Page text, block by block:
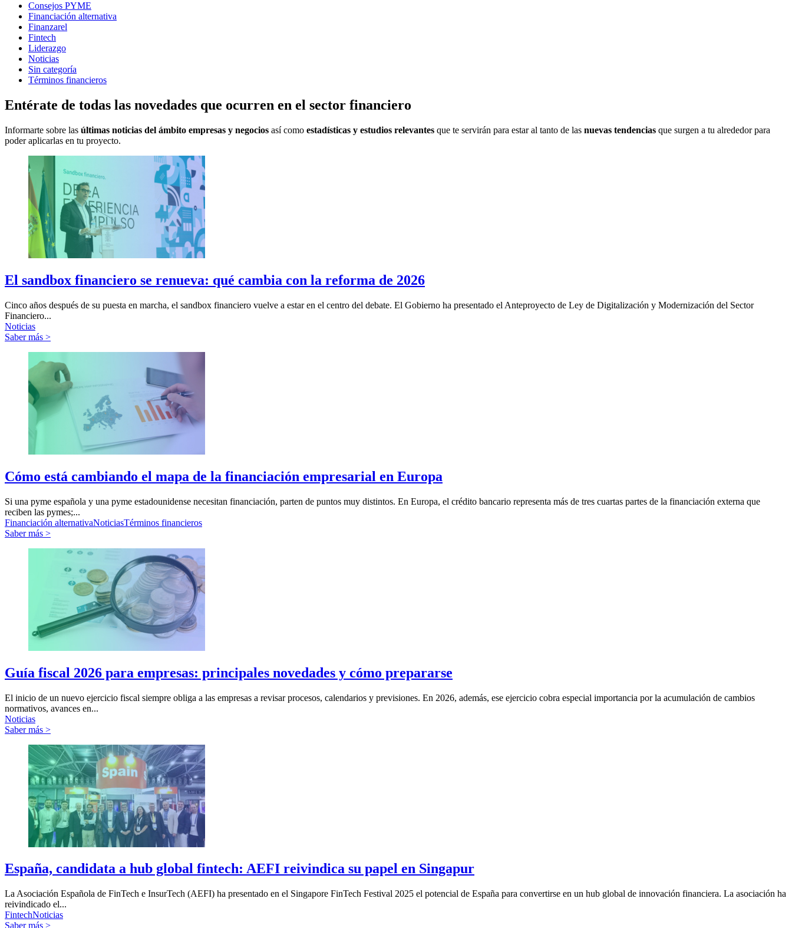
Consejos PYME
Financiación alternativa
Finanzarel
Fintech
Liderazgo
Noticias
Sin categoría
Términos financieros
Entérate de todas las novedades que ocurren en el sector financiero
Informarte sobre las últimas noticias del ámbito empresas y negocios así como estadísticas y estudios relevantes que te servirán para estar al tanto de las nuevas tendencias que surgen a tu alrededor para
poder aplicarlas en tu proyecto.
El sandbox financiero se renueva: qué cambia con la reforma de 2026
Cinco años después de su puesta en marcha, el sandbox financiero vuelve a estar en el centro del debate. El Gobierno ha presentado el Anteproyecto de Ley de Digitalización y Modernización del Sector
Financiero...
Noticias
Saber más >
Cómo está cambiando el mapa de la financiación empresarial en Europa
Si una pyme española y una pyme estadounidense necesitan financiación, parten de puntos muy distintos. En Europa, el crédito bancario representa más de tres cuartas partes de la financiación externa que
reciben las pymes;...
Financiación alternativaNoticiasTérminos financieros
Saber más >
Guía fiscal 2026 para empresas: principales novedades y cómo prepararse
El inicio de un nuevo ejercicio fiscal siempre obliga a las empresas a revisar procesos, calendarios y previsiones. En 2026, además, ese ejercicio cobra especial importancia por la acumulación de cambios
normativos, avances en...
Noticias
Saber más >
España, candidata a hub global fintech: AEFI reivindica su papel en Singapur
La Asociación Española de FinTech e InsurTech (AEFI) ha presentado en el Singapore FinTech Festival 2025 el potencial de España para convertirse en un hub global de innovación financiera. La asociación ha
reivindicado el...
FintechNoticias
Saber más >